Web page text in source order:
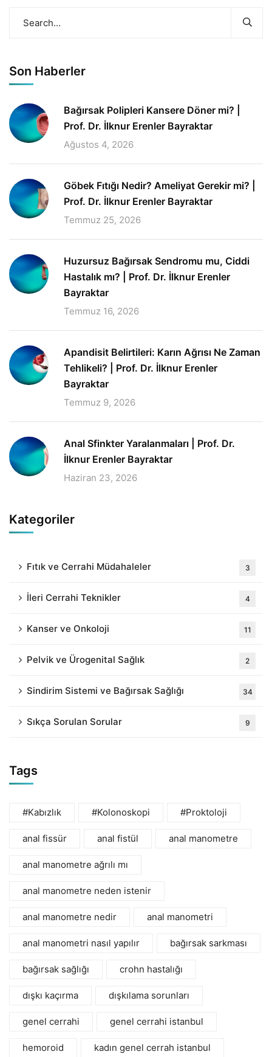
Son Haberler
Bağırsak Polipleri Kansere Döner mi? |
Prof. Dr. İlknur Erenler Bayraktar
Ağustos 4, 2026
Göbek Fıtığı Nedir? Ameliyat Gerekir mi? |
Prof. Dr. İlknur Erenler Bayraktar
Temmuz 25, 2026
Huzursuz Bağırsak Sendromu mu, Ciddi
Hastalık mı? | Prof. Dr. İlknur Erenler
Bayraktar
Temmuz 16, 2026
Apandisit Belirtileri: Karın Ağrısı Ne Zaman
Tehlikeli? | Prof. Dr. İlknur Erenler
Bayraktar
Temmuz 9, 2026
Anal Sfinkter Yaralanmaları | Prof. Dr.
İlknur Erenler Bayraktar
Haziran 23, 2026
Kategoriler
Fıtık ve Cerrahi Müdahaleler 3
İleri Cerrahi Teknikler 4
Kanser ve Onkoloji 11
Pelvik ve Ürogenital Sağlık 2
Sindirim Sistemi ve Bağırsak Sağlığı 34
Sıkça Sorulan Sorular 9
Tags
#Kabızlık #Kolonoskopi #Proktoloji
anal fissür anal fistül anal manometre
anal manometre ağrılı mı
anal manometre neden istenir
anal manometre nedir anal manometri
anal manometri nasıl yapılır bağırsak sarkması
bağırsak sağlığı crohn hastalığı
dışkı kaçırma dışkılama sorunları
genel cerrahi genel cerrahi istanbul
hemoroid kadın genel cerrah istanbul